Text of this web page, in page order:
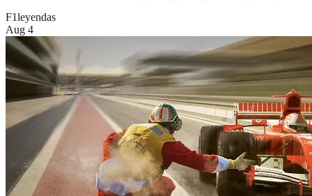
F1leyendas
Aug 4